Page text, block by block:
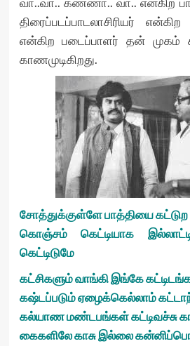
திரைப்படப்பாடலாசிரியர்
என்கிற படைப்பாளர் தன் முகம்
காணமுடிகிறது.
சோத்துக்குள்ளே பாத்தியை
கொஞ்சம் கெட்டியாக
கெட்டிடுமே
கட்சிகளும் வாங்கி இங்கே
கஷ்டப்படும் ஏழைக்கெல்லாம்
கல்யாண மண்டபங்கள் கட்டிவச்சு
கைகளிலே காசு இல்லை